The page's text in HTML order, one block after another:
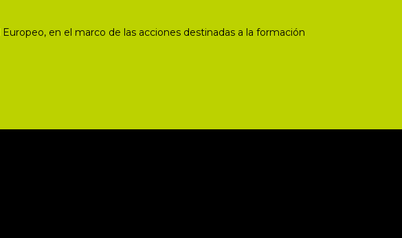
en el marco de las acciones destinadas a la formación